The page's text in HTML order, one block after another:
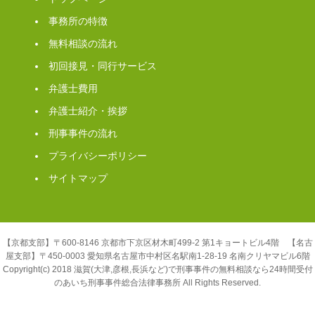
事務所の特徴
無料相談の流れ
初回接見・同行サービス
弁護士費用
弁護士紹介・挨拶
刑事事件の流れ
プライバシーポリシー
サイトマップ
【京都支部】〒600-8146 京都市下京区材木町499-2 第1キョートビル4階 【名古
屋支部】〒450-0003 愛知県名古屋市中村区名駅南1-28-19 名南クリヤマビル6階
Copyright(c) 2018 滋賀(大津,彦根,長浜など)で刑事事件の無料相談なら24時間受付
のあいち刑事事件総合法律事務所 All Rights Reserved.